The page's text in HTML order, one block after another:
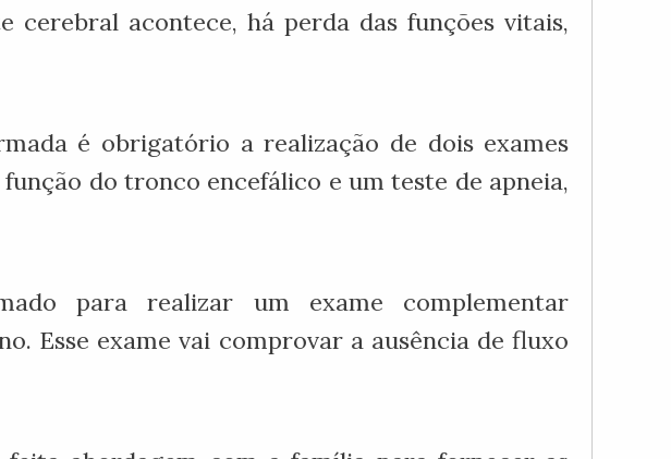
cerebral acontece, há perda das funções vitais,
é obrigatório a realização de dois exames
do tronco encefálico e um teste de apneia,
para realizar um exame complementar
Esse exame vai comprovar a ausência de fluxo